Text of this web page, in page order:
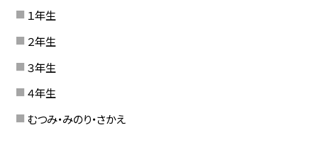
１年生
２年生
３年生
４年生
むつみ・みのり・さかえ